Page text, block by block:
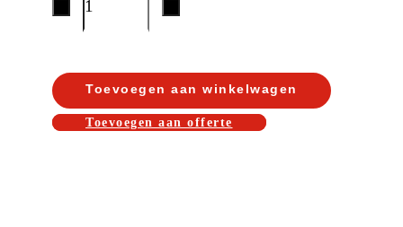
Toevoegen aan winkelwagen
Toevoegen aan offerte